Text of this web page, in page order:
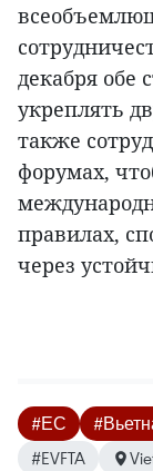
декабря обе
укреплять
также
форумах,
правилах,
через
#ЕС
#EVFTA